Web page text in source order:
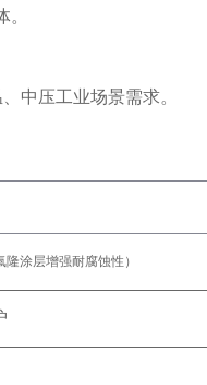
中压工业场景需求。
涂层增强耐腐蚀性）